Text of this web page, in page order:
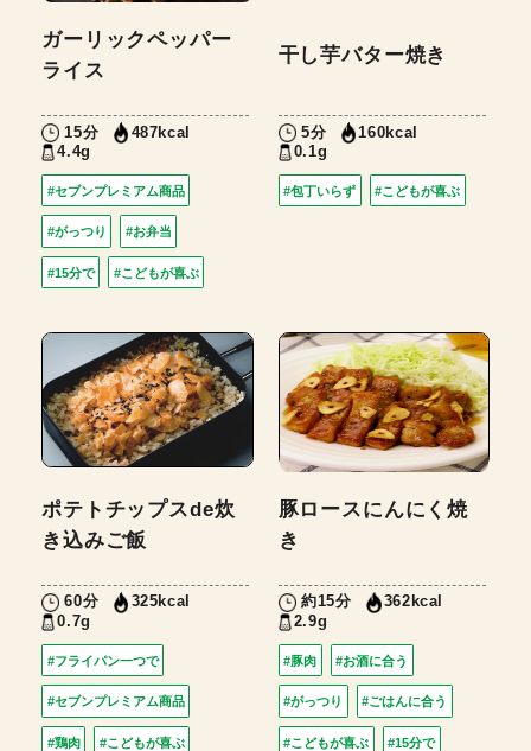
ガーリックペッパー
ライス
15分
487kcal
4.4g
#セブンプレミアム商品
#がっつり #お弁当
#15分で #こどもが喜ぶ
干し芋バター焼き
5分
160kcal
0.1g
#包丁いらず #こどもが喜ぶ
ポテトチップスde炊
き込みご飯
60分
325kcal
0.7g
#フライパン一つで
#セブンプレミアム商品
#鶏肉 #こどもが喜ぶ
豚ロースにんにく焼
き
約15分
362kcal
2.9g
#豚肉 #お酒に合う
#がっつり #ごはんに合う
#こどもが喜ぶ #15分で